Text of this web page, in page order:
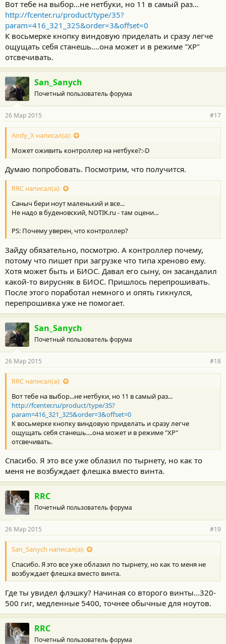
Короче надо ехать на Буденовский, оценить рынок и что на
этом рынке есть вообще и сколько это стоит.
А та я как то отстал от жизни совсем.
Вот тебе на выбор...не нетбуки, но 11 в самый раз...
http://fcenter.ru/product/type/35?
param=416_321_325&order=3&offset=0
К восьмерке кнопку виндовую приделать и сразу легче
ощущать себя станешь....она может и в режиме "XP"
отсвечивать.
San_Sanych
Почетный пользователь форума
26 Мар 2015 #17
Andy_X написал(а):
Может оживить контроллер на нетбуке?:-D
Думаю попробовать. Посмотрим, что получится.
RRC написал(а):
Саныч бери ноут маленький и все...
Не надо в буденовский, NOTIK.ru - там оцени...
PS: Почему уверен, что контроллер?
Зайду обязательно, посмотрю. А контроллер почему,
потому что пишет при загрузке что типа хреново ему.
Хотя может быть и БИОС. Давал его сыну, он засандалил
какой-то вирусняк в БИОС. Пришлось перепрошивать.
После этого поработал немного и опять гикнулся,
перепрошивка уже не помогает.
San_Sanych
Почетный пользователь форума
26 Мар 2015 #18
RRC написал(а):
Вот тебе на выбор...не нетбуки, но 11 в самый раз...
http://fcenter.ru/product/type/35?
param=416_321_325&order=3&offset=0
К восьмерке кнопку виндовую приделать и сразу легче
ощущать себя станешь....она может и в режиме "XP"
отсвечивать.
Спасибо. Я это все уже облазил по тырнету, но как то
меня не возбуждает флешка вместо винта.
RRC
Почетный пользователь форума
26 Мар 2015 #19
San_Sanych написал(а):
Спасибо. Я это все уже облазил по тырнету, но как то меня не
возбуждает флешка вместо винта.
Где ты увидел флэшку? Начиная со второго винты...320-
500 гиг, медленные 5400, точнее обычные для ноутов.
RRC
Почетный пользователь форума